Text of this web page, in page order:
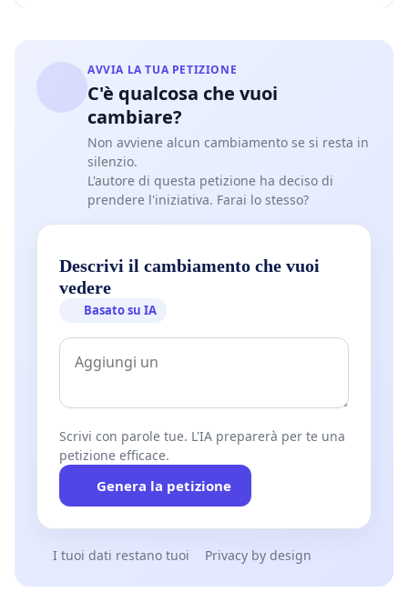
AVVIA LA TUA PETIZIONE
C'è qualcosa che vuoi
cambiare?
Non avviene alcun cambiamento se si resta in
silenzio.
L'autore di questa petizione ha deciso di
prendere l'iniziativa. Farai lo stesso?
Descrivi il cambiamento che vuoi
vedere
Basato su IA
Scrivi con parole tue. L'IA preparerà per te una
petizione efficace.
Genera la petizione
I tuoi dati restano tuoi Privacy by design